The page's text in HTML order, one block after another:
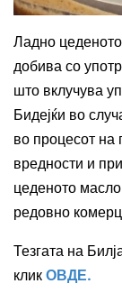
Ладно цеден
добива со
што вклучува
Бидејќи во
во процесот на
вредности и
цеденото
редовно
Тезгата на
кликОВДЕ.